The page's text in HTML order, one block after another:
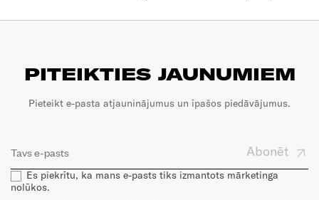
PITEIKTIES JAUNUMIEM
Pieteikt e-pasta atjauninājumus un īpašos piedāvājumus.
Abonēt
Es piekrītu, ka mans e-pasts tiks izmantots mārketinga
nolūkos.